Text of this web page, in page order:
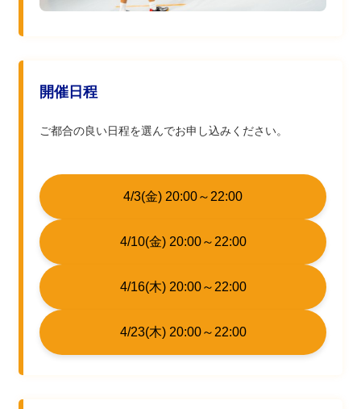
開催日程
ご都合の良い日程を選んでお申し込みください。
4/3(金) 20:00～22:00
4/10(金) 20:00～22:00
4/16(木) 20:00～22:00
4/23(木) 20:00～22:00